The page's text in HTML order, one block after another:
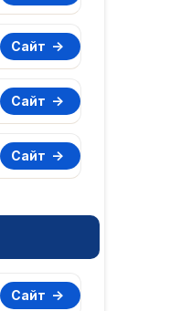
Сайт
Сайт
Сайт
Сайт